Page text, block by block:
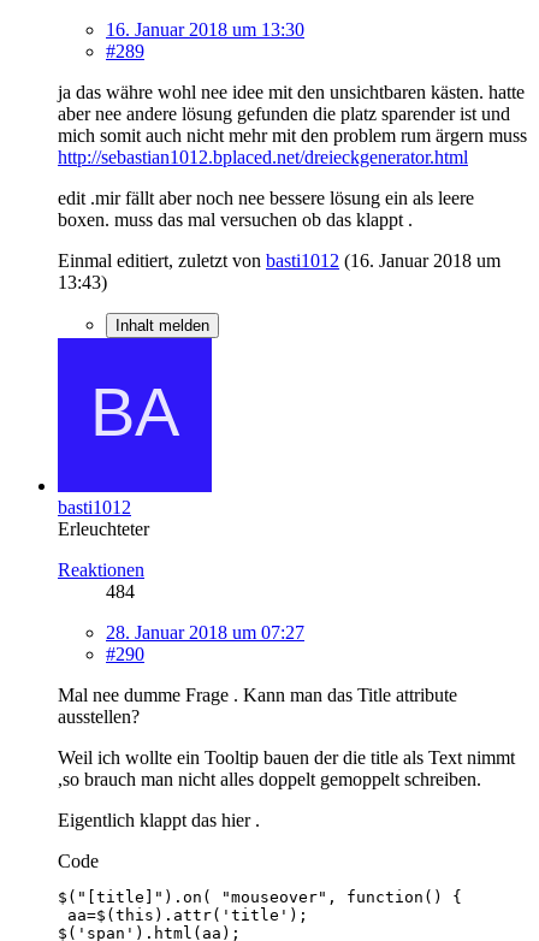
16. Januar 2018 um 13:30
#289
ja das währe wohl nee idee mit den unsichtbaren kästen. hatte
aber nee andere lösung gefunden die platz sparender ist und
mich somit auch nicht mehr mit den problem rum ärgern muss
http://sebastian1012.bplaced.net/dreieckgenerator.html
edit .mir fällt aber noch nee bessere lösung ein als leere
boxen. muss das mal versuchen ob das klappt .
Einmal editiert, zuletzt von basti1012 (16. Januar 2018 um
13:43)
Inhalt melden
basti1012
Erleuchteter
Reaktionen
484
28. Januar 2018 um 07:27
#290
Mal nee dumme Frage . Kann man das Title attribute
ausstellen?
Weil ich wollte ein Tooltip bauen der die title als Text nimmt
,so brauch man nicht alles doppelt gemoppelt schreiben.
Eigentlich klappt das hier .
Code